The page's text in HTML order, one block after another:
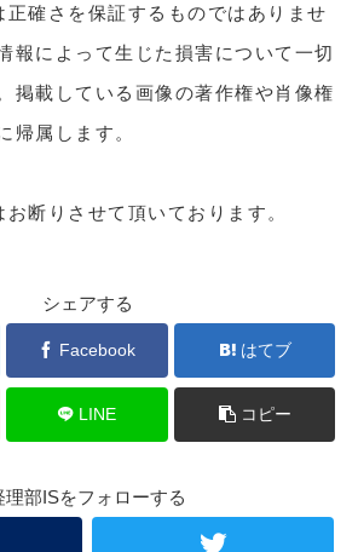
確さを保証するものではありませ
報によって生じた損害について一切
掲載している画像の著作権や肖像権
帰属します。
断りさせて頂いております。
シェアする
Facebook はてブ
LINE コピー
理部ISをフォローする